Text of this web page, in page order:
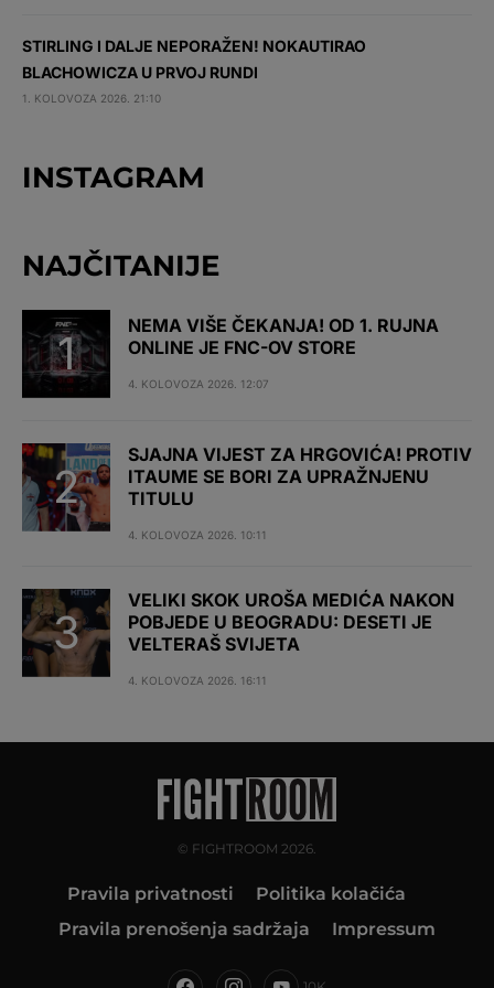
STIRLING I DALJE NEPORAŽEN! NOKAUTIRAO
BLACHOWICZA U PRVOJ RUNDI
1. KOLOVOZA 2026. 21:10
INSTAGRAM
NAJČITANIJE
NEMA VIŠE ČEKANJA! OD 1. RUJNA
ONLINE JE FNC-OV STORE
4. KOLOVOZA 2026. 12:07
SJAJNA VIJEST ZA HRGOVIĆA! PROTIV
ITAUME SE BORI ZA UPRAŽNJENU
TITULU
4. KOLOVOZA 2026. 10:11
VELIKI SKOK UROŠA MEDIĆA NAKON
POBJEDE U BEOGRADU: DESETI JE
VELTERAŠ SVIJETA
4. KOLOVOZA 2026. 16:11
© FIGHTROOM 2026.
Pravila privatnosti
Politika kolačića
Pravila prenošenja sadržaja
Impressum